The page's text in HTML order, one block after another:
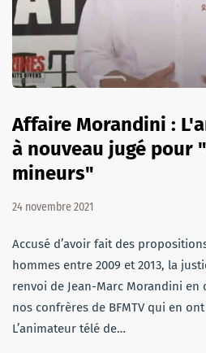
Affaire Morandini :
à nouveau jugé pour
mineurs"
24 novembre 2021
Accusé d’avoir fait des
hommes entre 2009 et 2013, la
renvoi de Jean-Marc Morandini en
nos confrères de BFMTV qui en
L’animateur télé de…